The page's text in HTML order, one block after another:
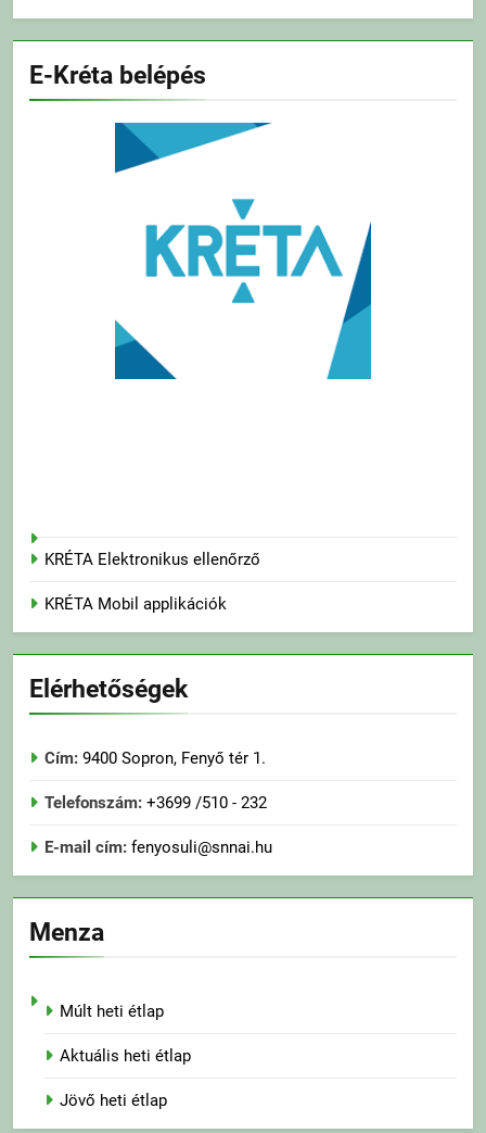
E-Kréta belépés
KRÉTA Elektronikus ellenőrző
KRÉTA Mobil applikációk
Elérhetőségek
Cím: 9400 Sopron, Fenyő tér 1.
Telefonszám: +3699 /510 - 232
E-mail cím: fenyosuli@snnai.hu
Menza
Múlt heti étlap
Aktuális heti étlap
Jövő heti étlap